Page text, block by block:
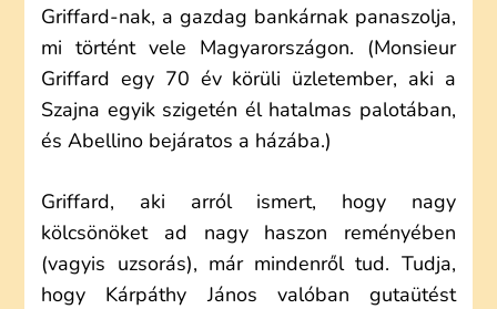
Griffard-nak, a gazdag bankárnak panaszolja,
mi történt vele Magyarországon. (Monsieur
Griffard egy 70 év körüli üzletember, aki a
Szajna egyik szigetén él hatalmas palotában,
és Abellino bejáratos a házába.)
Griffard, aki arról ismert, hogy nagy
kölcsönöket ad nagy haszon reményében
(vagyis uzsorás), már mindenről tud. Tudja,
hogy Kárpáthy János valóban gutaütést